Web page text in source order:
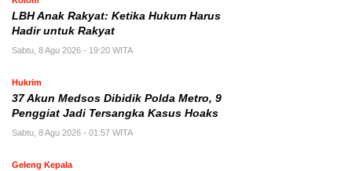
LBH Anak Rakyat: Ketika Hukum Harus
Hadir untuk Rakyat
Sabtu, 8 Agu 2026 - 19:20 WITA
Hukrim
37 Akun Medsos Dibidik Polda Metro, 9
Penggiat Jadi Tersangka Kasus Hoaks
Sabtu, 8 Agu 2026 - 01:57 WITA
Geleng Kepala